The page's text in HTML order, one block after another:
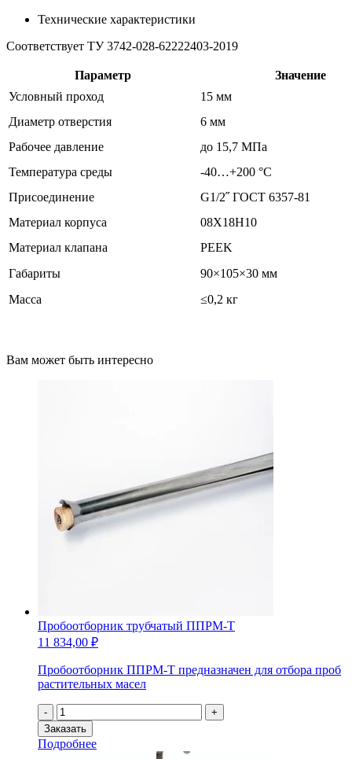
Технические характеристики
Соответствует ТУ 3742-028-62222403-2019
Параметр
Значение
Условный проход
15 мм
Диаметр отверстия
6 мм
Рабочее давление
до 15,7 МПа
Температура среды
-40…+200 °C
Присоединение
G1/2˝ ГОСТ 6357-81
Материал корпуса
08Х18Н10
Материал клапана
PEEK
Габариты
90×105×30 мм
Масса
≤0,2 кг
Вам может быть интересно
Пробоотборник трубчатый ППРМ-Т
11 834,00 ₽
Пробоотборник ППРМ-Т предназначен для отбора проб
растительных масел
-
Количество
товара
Пробоотборник
трубчатый
+
Заказать
Подробнее